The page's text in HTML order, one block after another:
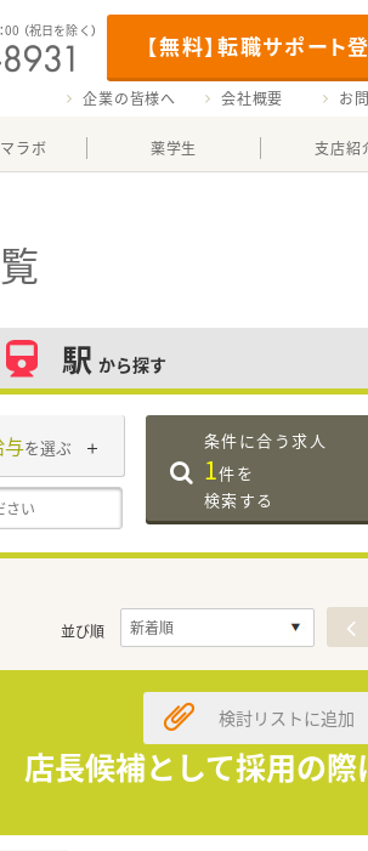
【無料】転職サポート
00 （祝日を除く）
企業の皆様へ 会社概要 お
ラボ 薬学生 支店紹
駅 から探す
を選ぶ 条件に合う求人
1件を
検索する
並び順
店長候補として採用の際
検討リストに追加